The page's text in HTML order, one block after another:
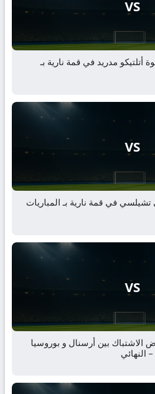
VS
مدريد في قمة نارية بـ
VS
في قمة نارية بـ المباريات
VS
الاشتباك بين أرسنال و بوروسيا
النهائي